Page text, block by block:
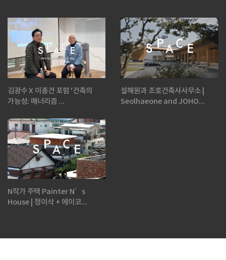
김광수 X 이종건 포럼 '건축의
가능성: 매너리즘 ...
설해원과 조호건축사사무소 |
Seolhaeone and JOHO...
N작가 주택 Painter N’s
House | 정이삭 + 에이코...